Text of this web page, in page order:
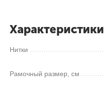
Характеристики
Нитки
Рамочный размер, см